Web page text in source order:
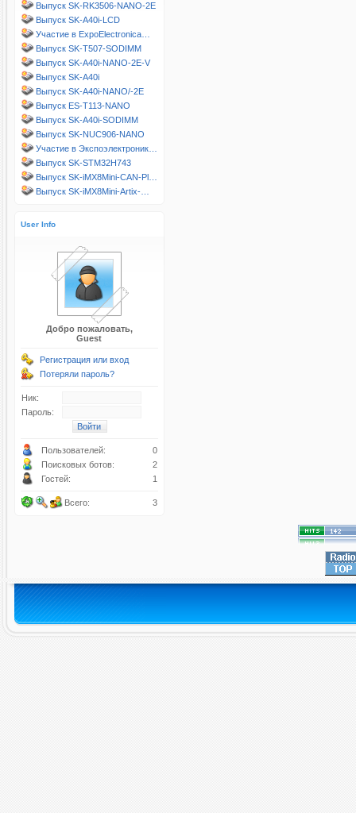
Выпуск SK-RK3506-NANO-2E
Выпуск SK-A40i-LCD
Участие в ExpoElectronica…
Выпуск SK-T507-SODIMM
Выпуск SK-A40i-NANO-2E-V
Выпуск SK-A40i
Выпуск SK-A40i-NANO/-2E
Выпуск ES-T113-NANO
Выпуск SK-A40i-SODIMM
Выпуск SK-NUC906-NANO
Участие в Экспоэлектроник…
Выпуск SK-STM32H743
Выпуск SK-iMX8Mini-CAN-Pl…
Выпуск SK-iMX8Mini-Artix-…
User Info
Добро пожаловать,
Guest
Регистрация или вход
Потеряли пароль?
Ник:
Пароль:
Пользователей:
0
Поисковых ботов:
2
Гостей:
1
Всего: 3